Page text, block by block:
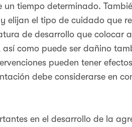
tiempo determinado.
el tipo de cuidado que
de desarrollo que colocar
como puede ser dañino
pueden tener
debe considerarse en
en el desarrollo de la